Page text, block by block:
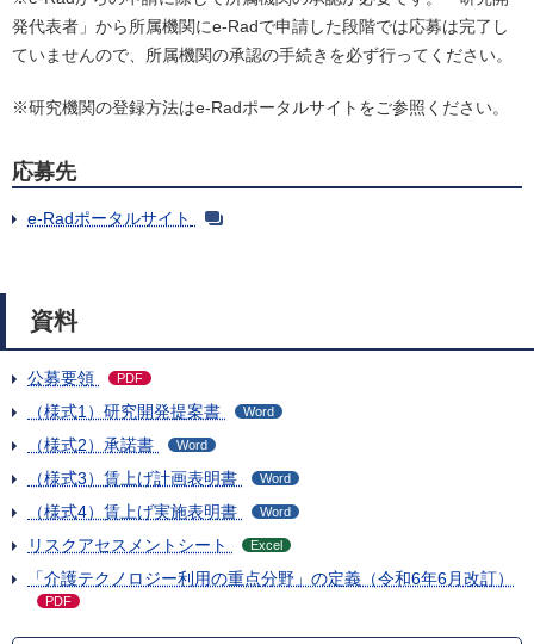
発代表者」から所属機関にe-Radで申請した段階では応募は完了し
ていませんので、所属機関の承認の手続きを必ず行ってください。
※研究機関の登録方法はe-Radポータルサイトをご参照ください。
応募先
e-Radポータルサイト
資料
公募要領 PDF
（様式1）研究開発提案書 Word
（様式2）承諾書 Word
（様式3）賃上げ計画表明書 Word
（様式4）賃上げ実施表明書 Word
リスクアセスメントシート Excel
「介護テクノロジー利用の重点分野」の定義（令和6年6月改訂）
PDF